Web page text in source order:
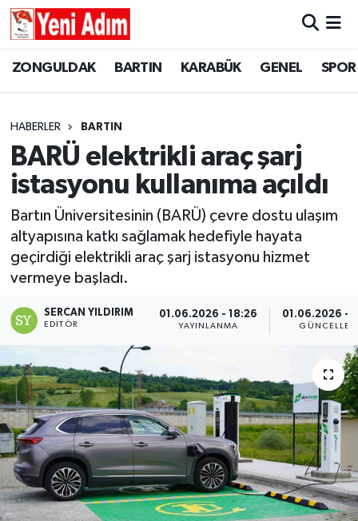
ZONGULDAK BARTIN KARABÜK GENEL SPOR
HABERLER BARTIN
BARÜ elektrikli araç şarj
istasyonu kullanıma açıldı
Bartın Üniversitesinin (BARÜ) çevre dostu ulaşım
altyapısına katkı sağlamak hedefiyle hayata
geçirdiği elektrikli araç şarj istasyonu hizmet
vermeye başladı.
SERCAN YILDIRIM
EDITÖR
01.06.2026 - 18:26
YAYINLANMA
01.06.2026 -
ZONGULDAK
ASAYİŞ
GÜNCEL
SİYASET
RESMİ İLAN
ZONGULDAK
KARABÜK
GENEL
SPOR
SİYASET
SAĞLIK
RESMİ İLAN
Künye
Zonguldak Hava Durumu
Süper Lig Puan Durumu ve Fikstür
Tüm Manşetler
Son Dakika Haberleri
Haber Arşivi